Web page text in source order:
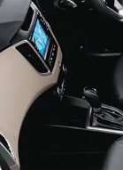
Comodidad
Especificaciones